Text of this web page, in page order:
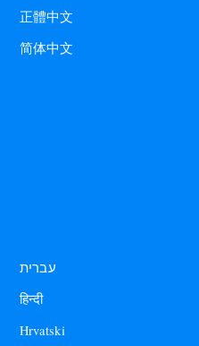
正體中文
简体中文
עברית
हिन्दी
Hrvatski